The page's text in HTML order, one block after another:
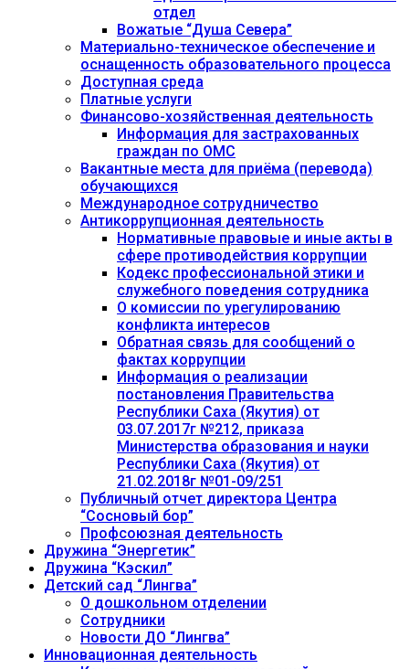
отдел
Вожатые “Душа Севера”
Материально-техническое обеспечение и
оснащенность образовательного процесса
Доступная среда
Платные услуги
Финансово-хозяйственная деятельность
Информация для застрахованных
граждан по ОМС
Вакантные места для приёма (перевода)
обучающихся
Международное сотрудничество
Антикоррупционная деятельность
Нормативные правовые и иные акты в
сфере противодействия коррупции
Кодекс профессиональной этики и
служебного поведения сотрудника
О комиссии по урегулированию
конфликта интересов
Обратная связь для сообщений о
фактах коррупции
Информация о реализации
постановления Правительства
Республики Саха (Якутия) от
03.07.2017г №212, приказа
Министерства образования и науки
Республики Саха (Якутия) от
21.02.2018г №01-09/251
Публичный отчет директора Центра
“Сосновый бор”
Профсоюзная деятельность
Дружина “Энергетик”
Дружина “Кэскил”
Детский сад “Лингва”
О дошкольном отделении
Сотрудники
Новости ДО “Лингва”
Инновационная деятельность